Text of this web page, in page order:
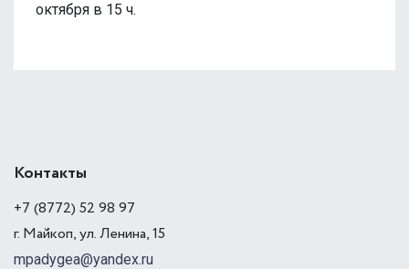
октября в 15 ч.
Контакты
+7 (8772) 52 98 97
г. Майкоп, ул. Ленина, 15
mpadygea@yandex.ru